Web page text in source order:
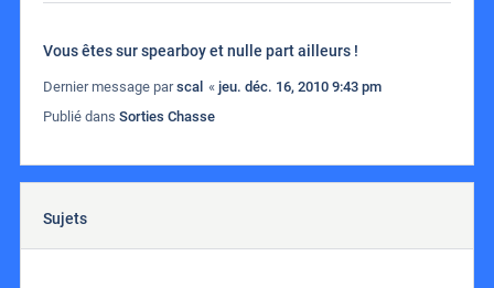
Vous êtes sur spearboy et nulle part ailleurs !
Dernier message parscal « jeu. déc. 16, 2010 9:43 pm
Publié dans Sorties Chasse
Sujets